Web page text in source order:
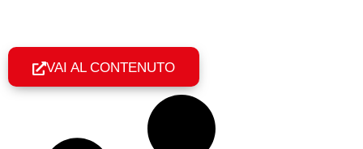
VAI AL CONTENUTO